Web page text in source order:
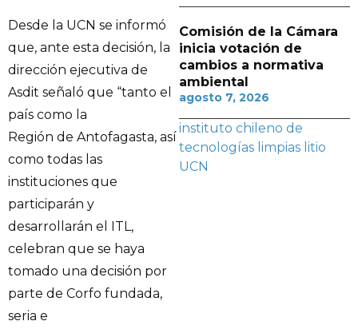
Desde la UCN se informó
que, ante esta decisión, la
dirección ejecutiva de
Asdit señaló que “tanto el
país como la
Región de Antofagasta, así
como todas las
instituciones que
participarán y
desarrollarán el ITL,
celebran que se haya
tomado una decisión por
parte de Corfo fundada,
seria e
Comisión de la Cámara
inicia votación de
cambios a normativa
ambiental
agosto 7, 2026
instituto chileno de
tecnologías limpias litio
UCN